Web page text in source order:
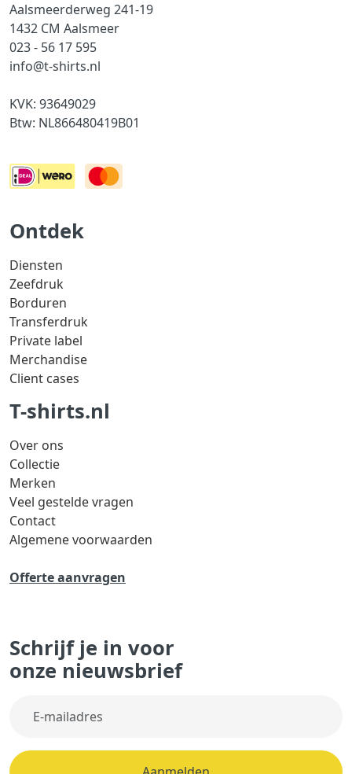
Aalsmeerderweg 241-19
1432 CM Aalsmeer
023 - 56 17 595
info@t-shirts.nl
KVK: 93649029
Btw: NL866480419B01
Ontdek
Diensten
Zeefdruk
Borduren
Transferdruk
Private label
Merchandise
Client cases
T-shirts.nl
Over ons
Collectie
Merken
Veel gestelde vragen
Contact
Algemene voorwaarden
Offerte aanvragen
Schrijf je in voor
onze nieuwsbrief